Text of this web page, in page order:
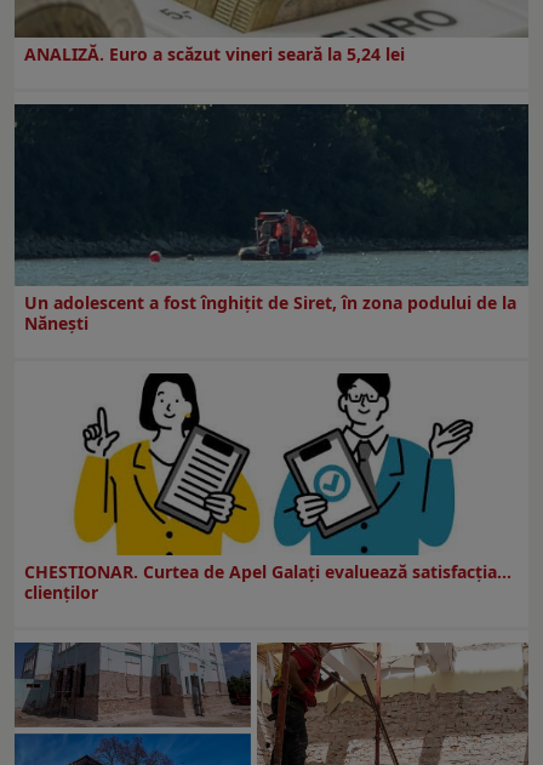
ANALIZĂ. Euro a scăzut vineri seară la 5,24 lei
Un adolescent a fost înghițit de Siret, în zona podului de la
Nănești
CHESTIONAR. Curtea de Apel Galați evaluează satisfacția...
clienților